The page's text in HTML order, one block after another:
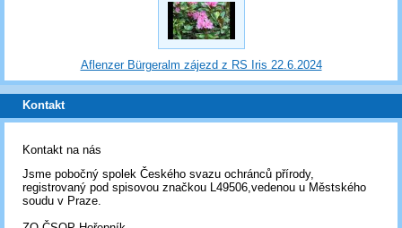
Aflenzer Bürgeralm zájezd z RS Iris 22.6.2024
Kontakt
Kontakt na nás
Jsme pobočný spolek Českého svazu ochránců přírody,
registrovaný pod spisovou značkou L49506,vedenou u Městského
soudu v Praze.